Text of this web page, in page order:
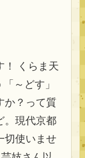
！ くらま天
～どす」
か？って質
。現代京都
切使いませ